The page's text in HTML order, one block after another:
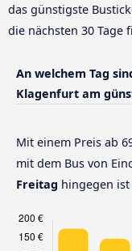
das günstigste
die nächsten 30 Tage
An welchem Tag
Klagenfurt am
Mit einem Preis ab
mit dem Bus von
Freitag hingegen ist